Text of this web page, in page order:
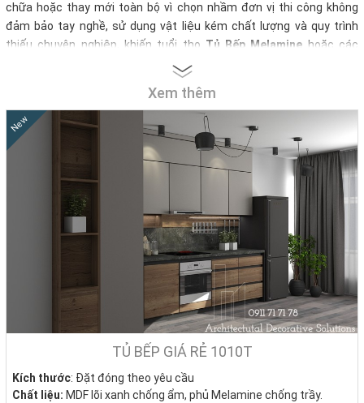
chữa hoặc thay mới toàn bộ vì chọn nhầm đơn vị thi công không
đảm bảo tay nghề, sử dụng vật liệu kém chất lượng và quy trình
thiếu chuyên nghiệp, khiến tuổi thọ Tủ Bếp Melamine hoặc các
không đạt được như kỳ vọng, dẫn đến gian
Hiểu rõ những vướng mắc mà khách hàng thường gặp, Nội Thất Nhà
Decor cung cấp giải pháp thiết kế và thi công tủ bếp trọn gói, sử
dụng gỗ công nghiệp cao cấp, phụ kiện chính hãng, hỗ trợ dựng bản
vẽ 3D miễn phí và thi công trực tiếp tại công trình, không qua trung
Xem thêm
New
TỦ BẾP GIÁ RẺ 1010T
Kích thước: Đặt đóng theo yêu cầu
Chất liệu: MDF lõi xanh chống ẩm, phủ Melamine chống trầy.